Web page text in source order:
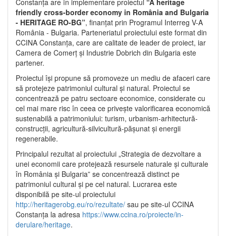
Constanța are în implementare proiectul “A heritage
friendly cross-border economy in România and Bulgaria
- HERITAGE RO-BG”, finanțat prin Programul Interreg V-A
România - Bulgaria. Parteneriatul proiectului este format din
CCINA Constanța, care are calitate de leader de proiect, iar
Camera de Comerț și Industrie Dobrich din Bulgaria este
partener.
Proiectul își propune să promoveze un mediu de afaceri care
să protejeze patrimoniul cultural și natural. Proiectul se
concentrează pe patru sectoare economice, considerate cu
cel mai mare risc în ceea ce privește valorificarea economică
sustenabilă a patrimoniului: turism, urbanism-arhitectură-
construcții, agricultură-silvicultură-pășunat și energii
regenerabile.
Principalul rezultat al proiectului „Strategia de dezvoltare a
unei economii care protejează resursele naturale și culturale
în România și Bulgaria” se concentrează distinct pe
patrimoniul cultural și pe cel natural. Lucrarea este
disponibilă pe site-ul proiectului
http://heritagerobg.eu/ro/rezultate/ sau pe site-ul CCINA
Constanța la adresa https://www.ccina.ro/proiecte/in-
derulare/heritage.